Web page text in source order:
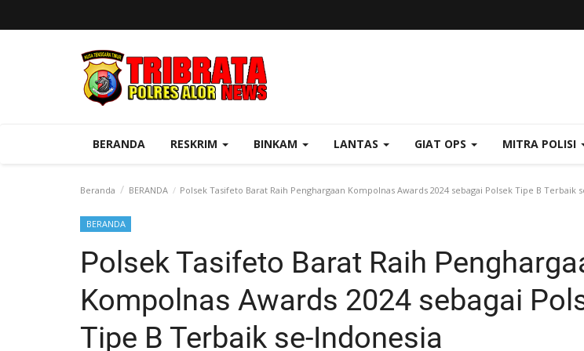
BERANDA RESKRIM BINKAM LANTAS GIAT OPS MITRA POLISI
Beranda BERANDA Polsek Tasifeto Barat Raih Penghargaan Kompolnas Awards 2024 sebagai Polsek Tipe B Terbaik
BERANDA
Polsek Tasifeto Barat Raih
Kompolnas Awards 2024 sebagai
Tipe B Terbaik se-Indonesia